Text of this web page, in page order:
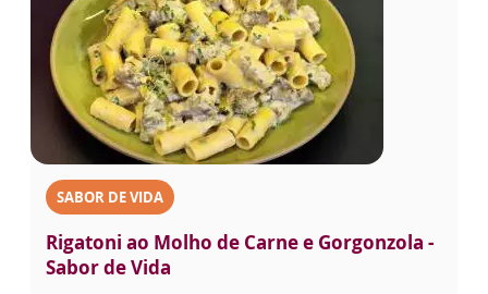
SABOR DE VIDA
Rigatoni ao Molho de Carne e Gorgonzola -
Sabor de Vida